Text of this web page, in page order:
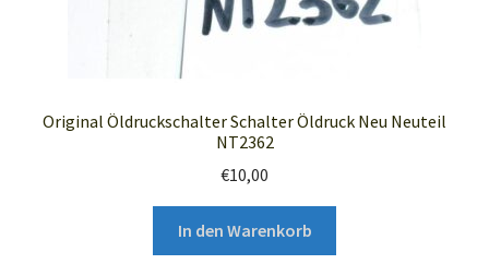
Original Öldruckschalter Schalter Öldruck Neu Neuteil
NT2362
€10,00
In den Warenkorb